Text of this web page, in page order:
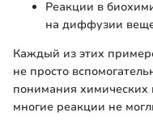
Реакции в
на диффузии
Каждый из этих
не просто
понимания
многие реакции не